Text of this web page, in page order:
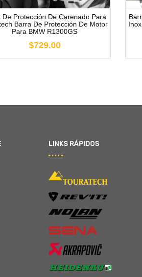
De Protección De Carenado Para
Barra De Protección De Motor
Para BMW R1300GS
$729.00
LINKS RÁPIDOS